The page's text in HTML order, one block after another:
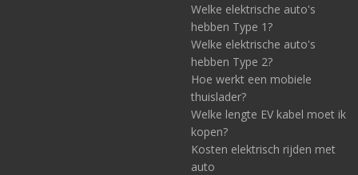
Welke elektrische auto's
hebben Type 1?
Welke elektrische auto's
hebben Type 2?
Hoe werkt een mobiele
thuislader?
Welke lengte EV kabel moet ik
kopen?
Kosten elektrisch rijden met
auto